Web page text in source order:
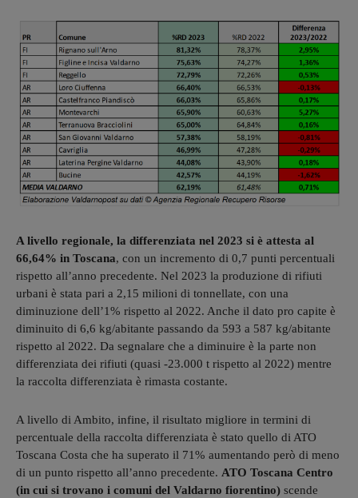
A livello regionale, la differenziata nel 2023 si è attesta al
66,64% in Toscana, con un incremento di 0,7 punti percentuali
rispetto all’anno precedente. Nel 2023 la produzione di rifiuti
urbani è stata pari a 2,15 milioni di tonnellate, con una
diminuzione dell’1% rispetto al 2022. Anche il dato pro capite è
diminuito di 6,6 kg/abitante passando da 593 a 587 kg/abitante
rispetto al 2022. Da segnalare che a diminuire è la parte non
differenziata dei rifiuti (quasi -23.000 t rispetto al 2022) mentre
la raccolta differenziata è rimasta costante.
A livello di Ambito, infine, il risultato migliore in termini di
percentuale della raccolta differenziata è stato quello di ATO
Toscana Costa che ha superato il 71% aumentando però di meno
di un punto rispetto all’anno precedente. ATO Toscana Centro
(in cui si trovano i comuni del Valdarno fiorentino) scende